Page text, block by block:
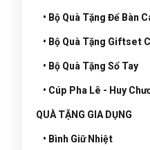
• Bộ Quà Tặng Để Bàn
• Bộ Quà Tặng Giftset
• Bộ Quà Tặng Sổ Tay
• Cúp Pha Lê - Huy
QUÀ TẶNG GIA DỤNG
• Bình Giữ Nhiệt